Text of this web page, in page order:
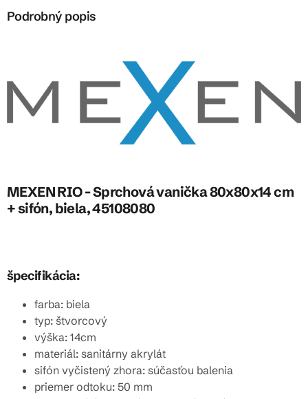
Podrobný popis
MEXEN RIO - Sprchová vanička 80x80x14 cm
+ sifón, biela, 45108080
špecifikácia:
farba: biela
typ: štvorcový
výška: 14cm
materiál: sanitárny akrylát
sifón vyčistený zhora: súčasťou balenia
priemer odtoku: 50 mm